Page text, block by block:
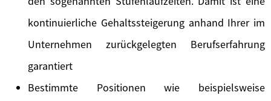
kontinuierliche Gehaltssteigerung anhand Ihrer im
Unternehmen zurückgelegten Berufserfahrung
garantiert
Bestimmte Positionen wie beispielsweise